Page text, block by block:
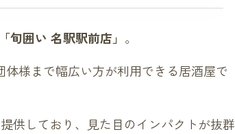
「旬囲い 名駅駅前店」 。
様まで幅広い方が利用できる居酒屋で
供しており、見た目のインパクトが抜群